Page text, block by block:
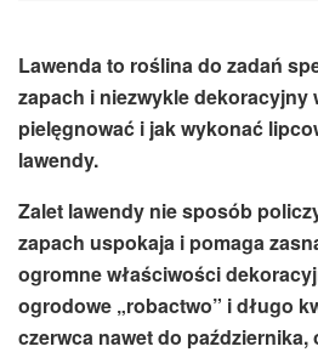
Lawenda to roślina do zadań
zapach i niezwykle dekoracyjny
pielęgnować i jak wykonać
lawendy.
Zalet lawendy nie sposób
zapach uspokaja i pomaga
ogromne właściwości
ogrodowe „robactwo” i długo
czerwca nawet do października,